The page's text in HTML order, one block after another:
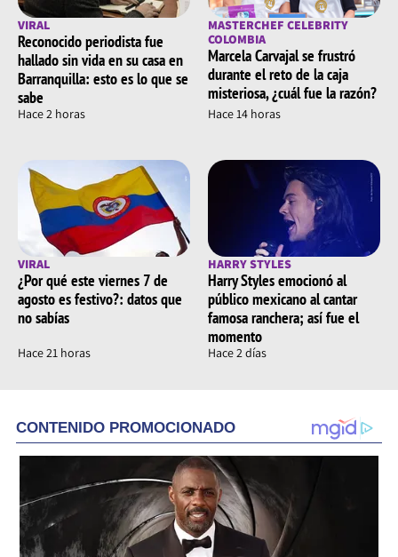
VIRAL
Reconocido periodista fue
hallado sin vida en su casa en
Barranquilla: esto es lo que se
sabe
Hace 2 horas
MASTERCHEF CELEBRITY
COLOMBIA
Marcela Carvajal se frustró
durante el reto de la caja
misteriosa, ¿cuál fue la razón?
Hace 14 horas
VIRAL
¿Por qué este viernes 7 de
agosto es festivo?: datos que
no sabías
Hace 21 horas
HARRY STYLES
Harry Styles emocionó al
público mexicano al cantar
famosa ranchera; así fue el
momento
Hace 2 días